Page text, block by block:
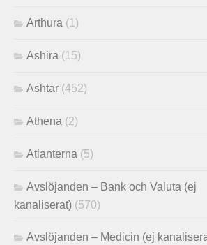
Arthura (1)
Ashira (15)
Ashtar (452)
Athena (2)
Atlanterna (5)
Avslöjanden – Bank och Valuta (ej
kanaliserat) (570)
Avslöjanden – Medicin (ej